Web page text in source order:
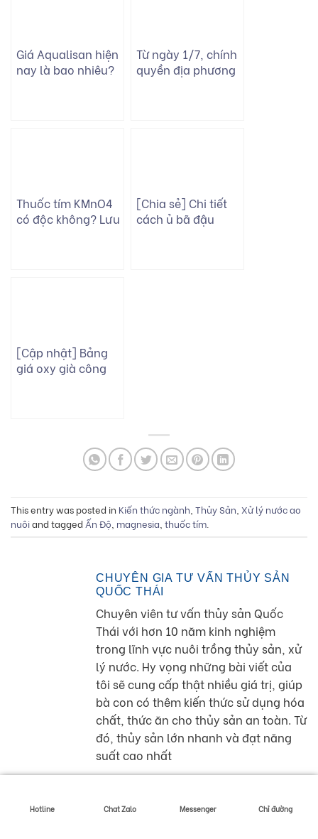
Giá Aqualisan hiện
nay là bao nhiêu?
Từ ngày 1/7, chính
quyền địa phương
Thuốc tím KMnO4
có độc không? Lưu
[Chia sẻ] Chi tiết
cách ủ bã đậu
[Cập nhật] Bảng
giá oxy già công
This entry was posted in Kiến thức ngành Thủy Sản Xử lý nước ao
nuôiand tagged Ấn Độ magnesia thuốc tím
CHUYÊN GIA TƯ VẤN THỦY SẢN
QUỐC THÁI
Chuyên viên tư vấn thủy sản Quốc
Thái với hơn 10 năm kinh nghiệm
trong lĩnh vực nuôi trồng thủy sản, xử
lý nước. Hy vọng những bài viết của
tôi sẽ cung cấp thật nhiều giá trị, giúp
bà con có thêm kiến thức sử dụng hóa
chất, thức ăn cho thủy sản an toàn. Từ
đó, thủy sản lớn nhanh và đạt năng
suất cao nhất
Hotline Chat Zalo Messenger Chỉ đường